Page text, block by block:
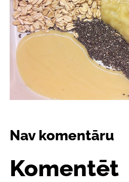
Nav komentāru
Komentēt